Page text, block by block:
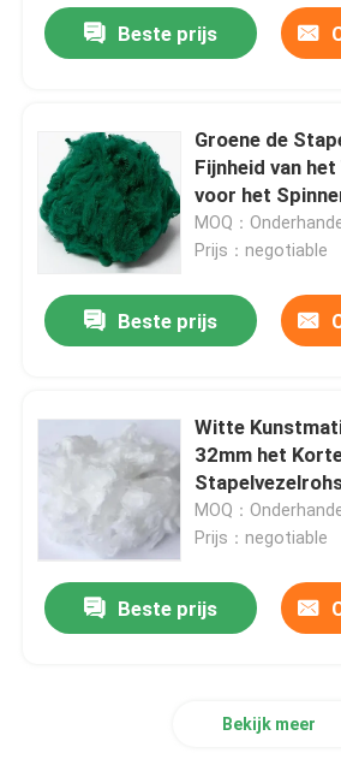
Producten
Over ons
Fabrieksreis
Contacteer ons
Vraag een offerte aan
Viscosestapelvezel
Beste prijs
Groene de
Fijnheid van
voor het
MOQ：
Prijs：negotiable
Beste prijs
Witte
32mm het
MOQ：
Prijs：negotiable
Beste prijs
Bekijk meer